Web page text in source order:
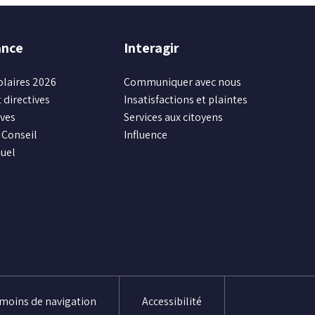
2026
Interagir
Communiquer avec nous
Insatisfactions et plaintes
Services aux citoyens
Influence
de navigation Accessibilité